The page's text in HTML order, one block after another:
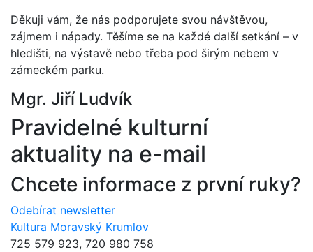
Děkuji vám, že nás podporujete svou návštěvou,
zájmem i nápady. Těšíme se na každé další setkání – v
hledišti, na výstavě nebo třeba pod širým nebem v
zámeckém parku.
Mgr. Jiří Ludvík
Pravidelné kulturní
aktuality na e-mail
Chcete informace z první ruky?
Odebírat newsletter
Kultura Moravský Krumlov
725 579 923, 720 980 758